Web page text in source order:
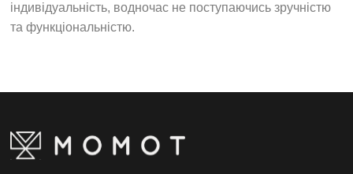
індивідуальність, водночас не поступаючись зручністю
та функціональністю.